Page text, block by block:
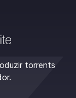
torrents